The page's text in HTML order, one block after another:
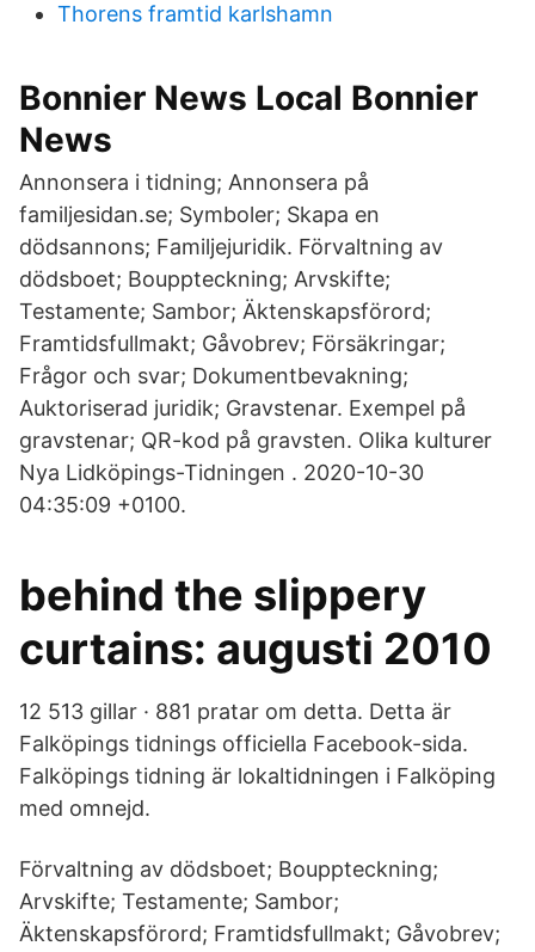
Thorens framtid karlshamn
Bonnier News Local Bonnier
News
Annonsera i tidning; Annonsera på
familjesidan.se; Symboler; Skapa en
dödsannons; Familjejuridik. Förvaltning av
dödsboet; Bouppteckning; Arvskifte;
Testamente; Sambor; Äktenskapsförord;
Framtidsfullmakt; Gåvobrev; Försäkringar;
Frågor och svar; Dokumentbevakning;
Auktoriserad juridik; Gravstenar. Exempel på
gravstenar; QR-kod på gravsten. Olika kulturer
Nya Lidköpings-Tidningen . 2020-10-30
04:35:09 +0100.
behind the slippery
curtains: augusti 2010
12 513 gillar · 881 pratar om detta. Detta är
Falköpings tidnings officiella Facebook-sida.
Falköpings tidning är lokaltidningen i Falköping
med omnejd.
Förvaltning av dödsboet; Bouppteckning;
Arvskifte; Testamente; Sambor;
Äktenskapsförord; Framtidsfullmakt; Gåvobrev;